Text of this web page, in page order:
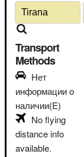
Transport
Methods
Нет
информации о
наличии(E)
No flying
distance info
available.